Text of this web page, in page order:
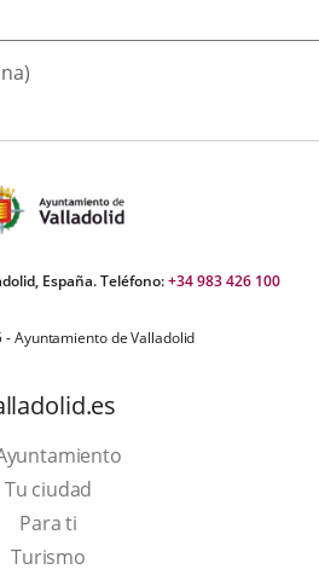
España. Teléfono:+34 983 426 100
- Ayuntamiento de Valladolid
Tu ciudad
Para ti
TurismoEste